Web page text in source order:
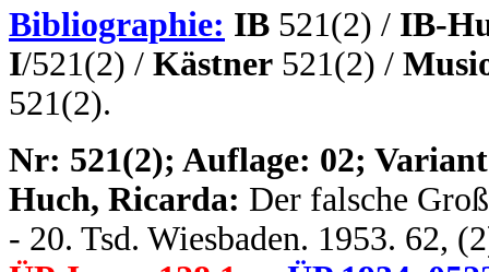
Bibliographie: IB 521(2) / IB-
I/521(2) / Kästner 521(2) /
521(2).
Nr: 521(2); Auflage: 02;
Huch, Ricarda: Der falsche
- 20. Tsd. Wiesbaden. 1953. 62,